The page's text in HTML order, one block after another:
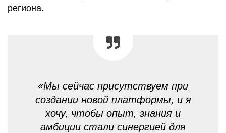
региона.
«Мы сейчас присутствуем при
создании новой платформы, и я
хочу, чтобы опыт, знания и
амбиции стали синергией для